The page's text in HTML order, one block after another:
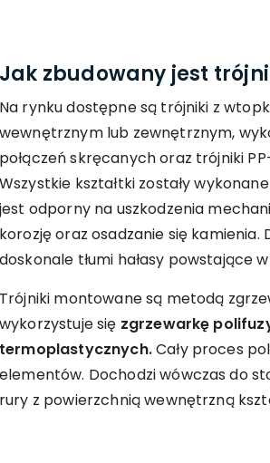
Jak zbudowany jest
Na rynku dostępne są trójniki z
wewnętrznym lub zewnętrznym,
połączeń skręcanych oraz trójniki
Wszystkie kształtki zostały
jest odporny na uszkodzenia
korozję oraz osadzanie się
doskonale tłumi hałasy powstające
Trójniki montowane są metodą
wykorzystuje się zgrzewarkę
termoplastycznych.Cały proces
elementów. Dochodzi wówczas do
rury z powierzchnią wewnętrzną